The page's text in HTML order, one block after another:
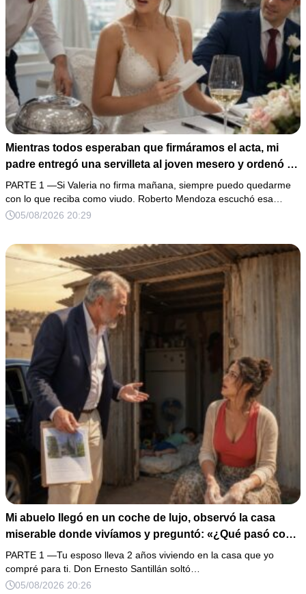
Mientras todos esperaban que firmáramos el acta, mi
padre entregó una servilleta al joven mesero y ordenó en
voz baja: “Solo ella debe leerla”. Al abrirla, descubrí que
el hombre con quien llevaba 3 años planeaba usar mi
firma y mis propiedades. Me levanté con calma, pedí
cambió toda la boda.
PARTE 1 —Si Valeria no firma mañana, siempre puedo quedarme
con lo que reciba como viudo. Roberto Mendoza escuchó esa…
05/08/2026 20:29
Mi abuelo llegó en un coche de lujo, observó la casa
miserable donde vivíamos y preguntó: «¿Qué pasó con
la propiedad de 28 millones que compré para ti?». Yo
susurré: «Nunca me hablaron de ella». Esa misma noche
descubrí a mi esposo cenando con su amante, así que
PARTE 1 —Tu esposo lleva 2 años viviendo en la casa que yo
compré para ti. Don Ernesto Santillán soltó…
05/08/2026 20:26